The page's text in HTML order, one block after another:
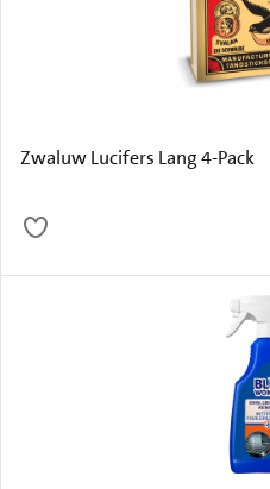
Zwaluw Lucifers Lang 4-Pack